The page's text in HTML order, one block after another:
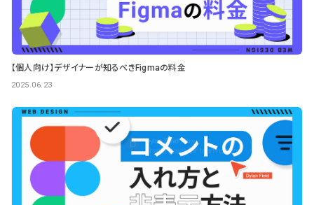
【個人向け】デザイナーが知るべきFigmaの料金
2025.06.23